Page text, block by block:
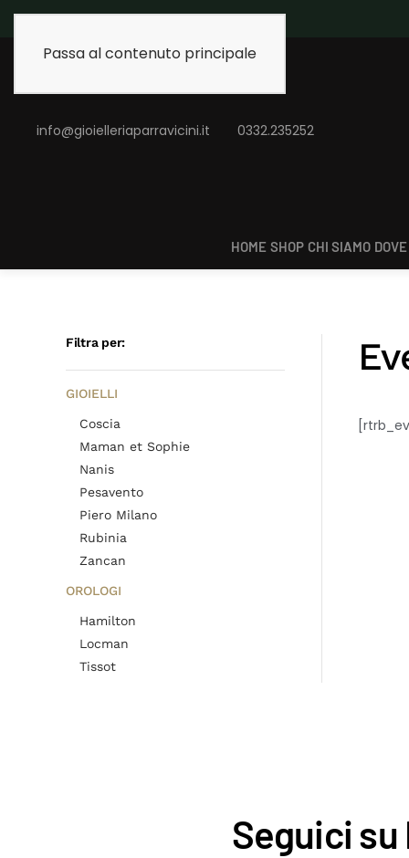
Passa al contenuto principale
info@gioielleriaparravicini.it 0332.235252
HOME SHOP CHI SIAMO
Filtra per:
GIOIELLI
Coscia
Maman et Sophie
Nanis
Pesavento
Piero Milano
Rubinia
Zancan
OROLOGI
Hamilton
Locman
Tissot
Seguici